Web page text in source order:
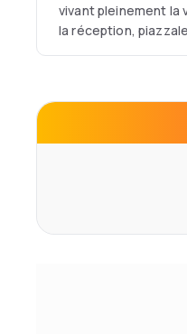
vivant pleinement la
la réception,